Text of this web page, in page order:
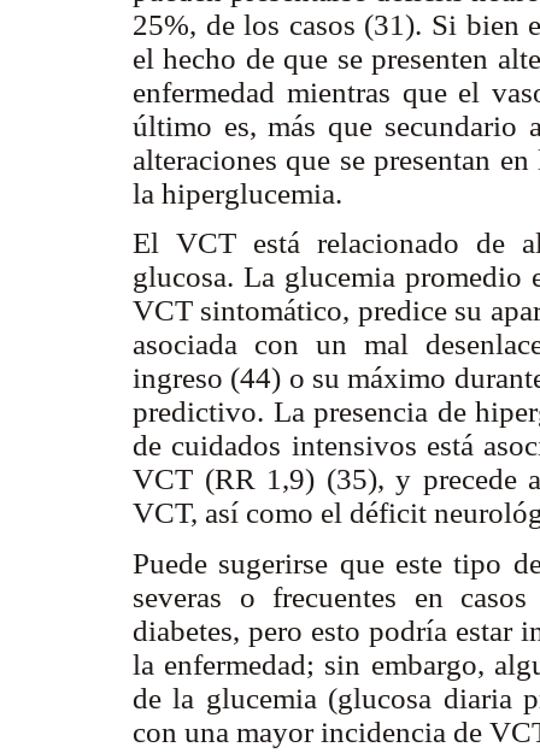
25%, de los casos (31). Si bien
el hecho de que se presenten
enfermedad mientras que el
último es, más que secundario
alteraciones que se presentan
la hiperglucemia.
El VCT está relacionado de
glucosa. La glucemia promedio
VCT sintomático, predice su
asociada con un mal
ingreso (44) o su máximo
predictivo. La presencia de
de cuidados intensivos está
VCT (RR 1,9) (35), y precede
VCT, así como el déficit
Puede sugerirse que este tipo
severas o frecuentes en
diabetes, pero esto podría estar
la enfermedad; sin embargo,
de la glucemia (glucosa diaria
con una mayor incidencia de